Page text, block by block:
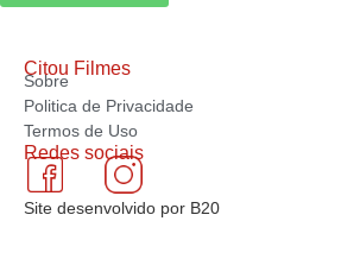
Citou Filmes
Sobre
Politica de Privacidade
Termos de Uso
Redes sociais
Site desenvolvido por B20